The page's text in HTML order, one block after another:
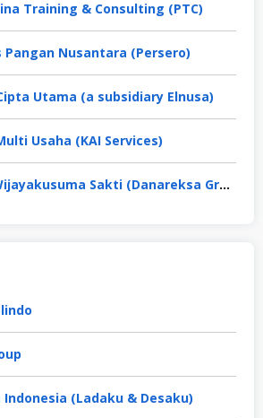
Training & Consulting (PTC)
Pangan Nusantara (Persero)
Utama (a subsidiary Elnusa)
Usaha (KAI Services)
PT Putra Wijayakusuma Sakti (Danareksa Group)
Indonesia (Ladaku & Desaku)